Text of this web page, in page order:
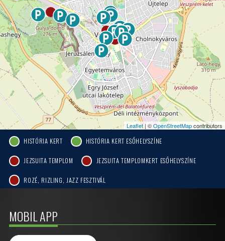
Leaflet| ©OpenStreetMapcontributors
HISTÓRIA KERT HISTÓRIA KERT ESŐHELYSZÍNE
JEZSUITA TEMPLOM JEZSUITA TEMPLOMKERT ESŐHELYSZÍNE
ROZÉ, RIZLING, JAZZ FESZTIVÁL
MOBIL APP